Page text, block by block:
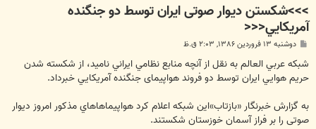
>>>شکستن ديوار صوتی ايران توسط دو جنگنده
آمريکايي<<<
ت
دوشنبه ۱۳ فروردین ۱۳۸۶, ۲:۰۳ ق.ظ
شبكه عربي العالم به نقل از آنچه منابع نظامي ايراني ناميد، از شکسته شدن
حريم هوايي ايران توسط دو فروند هواپيمای جنگنده آمريکايي خبرداد.
به گزارش خبرنگار «بازتاب»اين شبكه اعلام كرد هواپيماهاهاي مذكور امروز ديوار
صوتی را بر فراز آسمان خوزستان شکستند.